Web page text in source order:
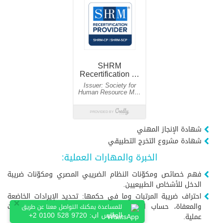
شهادة الإنجاز المهني
شهادة مشروع التخرج التطبيقي
الخبرة والمهارات العملية:
فهم خصائص ومكوّنات النظام الضريبي المصري ومكوّنات ضريبة
الدخل للأشخاص الطبيعيين.
احتراف ضريبة المرتبات وما في حكمها: تحديد الإيرادات الخاضعة
والمعفاة، حساب الضريبة، الفروق الضريبية وتسوياتها وحالات
عملية.
×للمساعدة يمكنك التواصل معنا عن طريق
الواتس اب: +2 0100 528 9720